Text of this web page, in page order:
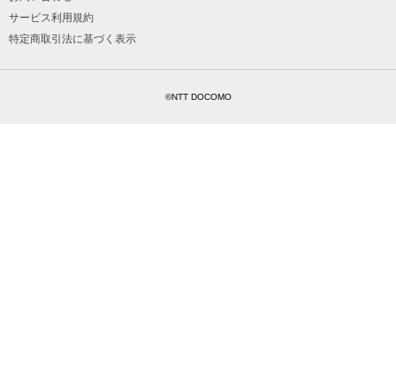
サービス利用規約
特定商取引法に基づく表示
©NTT DOCOMO